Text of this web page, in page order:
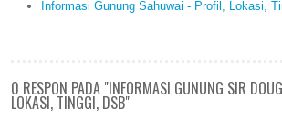
Informasi Gunung Sahuwai - Profil, Lokasi,
0 RESPON PADA "INFORMASI GUNUNG SIR
LOKASI, TINGGI, DSB"